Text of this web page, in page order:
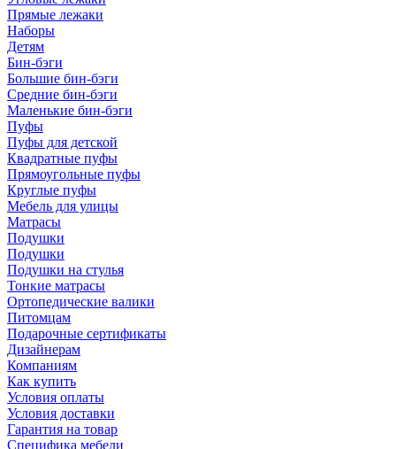
Прямые лежаки
Наборы
Детям
Бин-бэги
Большие бин-бэги
Средние бин-бэги
Маленькие бин-бэги
Пуфы
Пуфы для детской
Квадратные пуфы
Прямоугольные пуфы
Круглые пуфы
Мебель для улицы
Матрасы
Подушки
Подушки
Подушки на стулья
Тонкие матрасы
Ортопедические валики
Питомцам
Подарочные сертификаты
Дизайнерам
Компаниям
Как купить
Условия оплаты
Условия доставки
Гарантия на товар
Специфика мебели